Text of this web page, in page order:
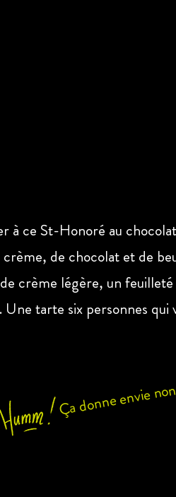
à ce St-Honoré au
crème, de chocolat et de
crème légère, un
Une tarte six personnes qui
Ça donne envie